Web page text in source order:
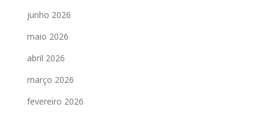
junho 2026
maio 2026
abril 2026
março 2026
fevereiro 2026